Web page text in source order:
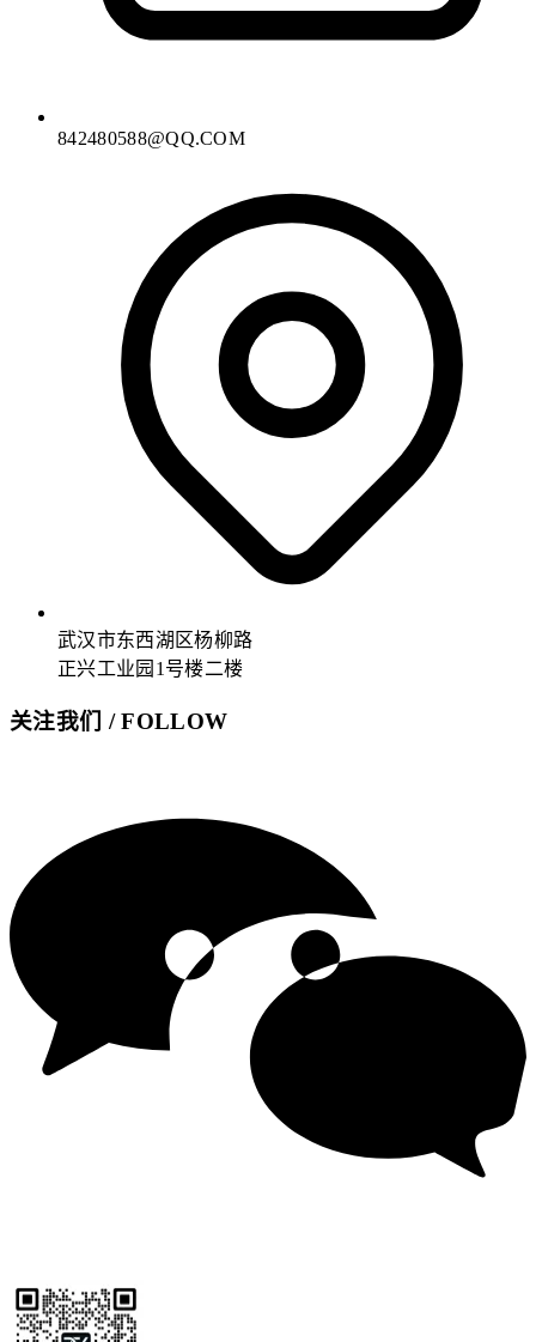
842480588@QQ.COM
武汉市东西湖区杨柳路
正兴工业园1号楼二楼
关注我们 / FOLLOW